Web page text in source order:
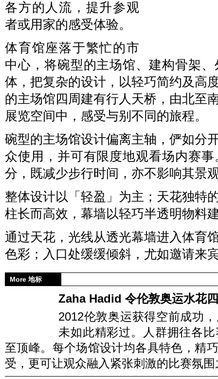
各方的人流，提升参观
者或用家的感受体验。
体育馆座落于繁忙的市
中心，将碗型的主场馆、建构骨架
体，把复杂的设计，以轻巧简约及高
的主场馆四周建有行人天桥，由北至
展览空间中，感受与别不同的旅程。
碗型的主场馆设计偏离主轴，俨如分
众使用，并可有限度地观看场内赛
分，既减少步行时间，亦不影响其景
整体设计以「轻盈」为主；天花独特
柱长而高效，幕墙以轻巧半透明物料
通过天花，光线从透光幕墙进入体育
色彩；入口处缓缓倾斜，尤如邀请来
More 地标
Zaha Hadid 令伦敦奥运水花
2012伦敦奥运获得空前成功
未如此精彩过。人群拥往各
至顶峰。每个场馆设计均各具特色，精
受，更可让观众融入紧张刺激的比赛氛